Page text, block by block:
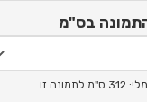
בס"מ
ס"מ לתמונה זו